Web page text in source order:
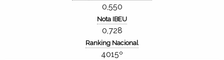
0,550
Nota IBEU
0,728
Ranking Nacional
4015º